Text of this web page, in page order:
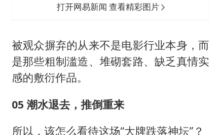
打开网易新闻 查看精彩图片
被观众摒弃的从来不是电影行业本身，而
是那些粗制滥造、堆砌套路、缺乏真情实
感的敷衍作品。
05 潮水退去，推倒重来
所以，该怎么看待这场“大牌跌落神坛”？